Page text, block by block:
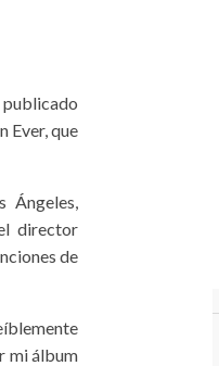
Ever, que
Ángeles,
director
de
mi álbum